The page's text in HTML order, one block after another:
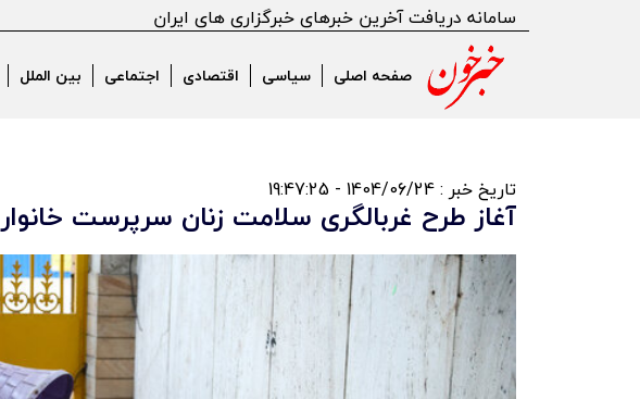
سامانه دریافت آخرین خبرهای خبرگزاری های ایران
صفحه اصلی سیاسی اقتصادی اجتماعی بین الملل
تاریخ خبر : 1404/06/24 - 19:47:25
آغاز طرح غربالگری سلامت زنان سرپرست خانوار